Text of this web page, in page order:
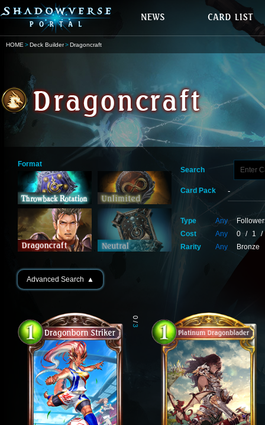
HOME Deck Builder Dragoncraft
Format
Search
Card Pack
Type Any
Cost
Any 0 / 1
/
Rarity
Any Bronze
Advanced Search ▲
0
/
3